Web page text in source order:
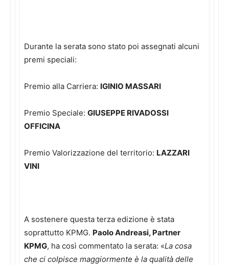
Durante la serata sono stato poi assegnati alcuni
premi speciali:
Premio alla Carriera: IGINIO MASSARI
Premio Speciale: GIUSEPPE RIVADOSSI
OFFICINA
Premio Valorizzazione del territorio: LAZZARI
VINI
A sostenere questa terza edizione è stata
soprattutto KPMG. Paolo Andreasi, Partner
KPMG, ha così commentato la serata: «La cosa
che ci colpisce maggiormente è la qualità delle